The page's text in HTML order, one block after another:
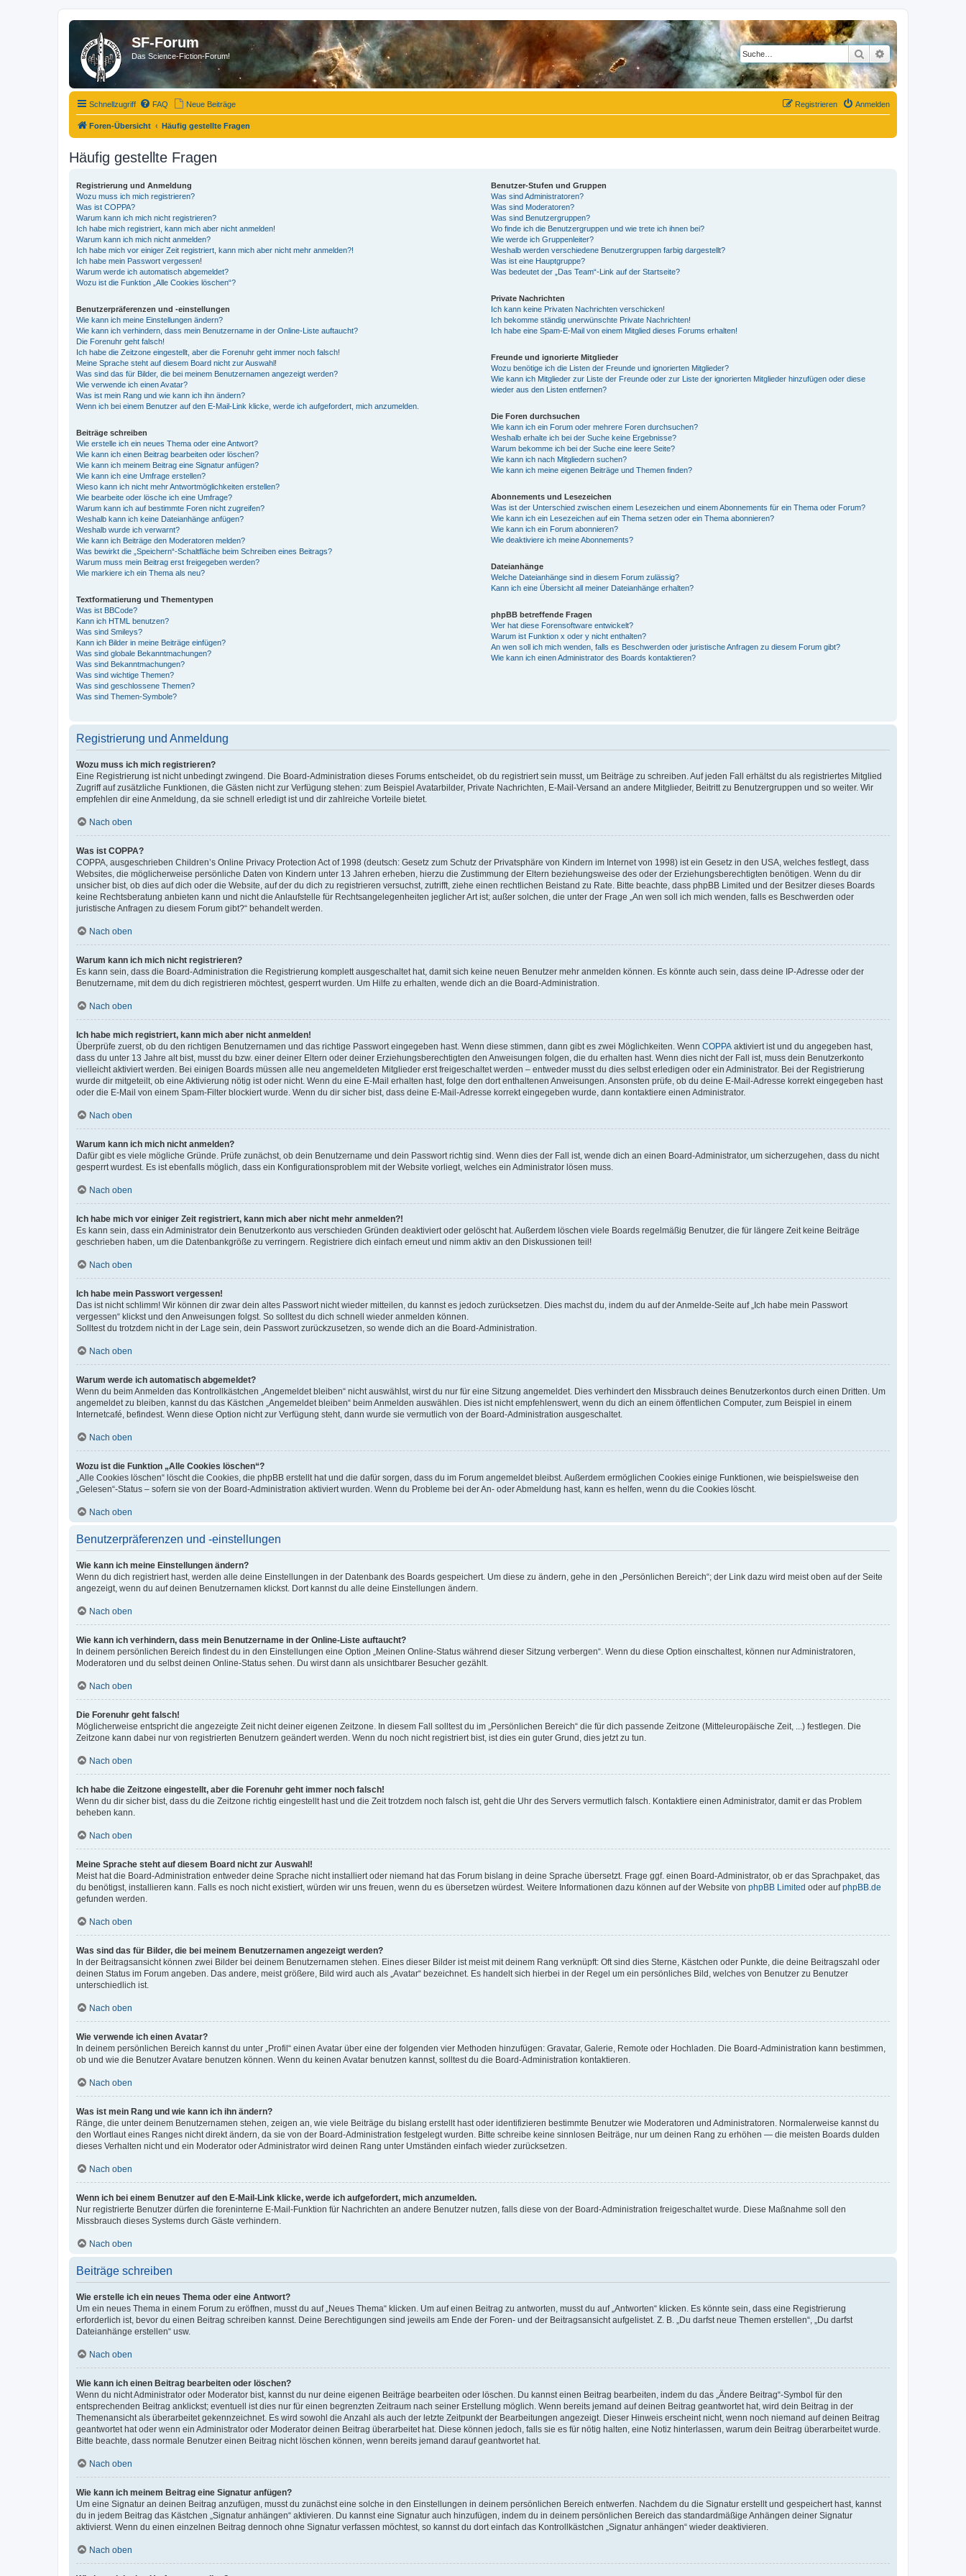
SF-Forum
Das Science-Fiction-Forum! SucheErweiterte Suche
Schnellzugriff FAQ Neue Beiträge Anmelden
Registrieren
Foren-Übersicht Häufig gestellte Fragen
Häufig gestellte Fragen
Registrierung und Anmeldung
Wozu muss ich mich registrieren?
Was ist COPPA?
Warum kann ich mich nicht registrieren?
Ich habe mich registriert, kann mich aber nicht anmelden!
Warum kann ich mich nicht anmelden?
Ich habe mich vor einiger Zeit registriert, kann mich aber nicht mehr anmelden?!
Ich habe mein Passwort vergessen!
Warum werde ich automatisch abgemeldet?
Wozu ist die Funktion „Alle Cookies löschen“?
Benutzerpräferenzen und -einstellungen
Wie kann ich meine Einstellungen ändern?
Wie kann ich verhindern, dass mein Benutzername in der Online-Liste auftaucht?
Die Forenuhr geht falsch!
Ich habe die Zeitzone eingestellt, aber die Forenuhr geht immer noch falsch!
Meine Sprache steht auf diesem Board nicht zur Auswahl!
Was sind das für Bilder, die bei meinem Benutzernamen angezeigt werden?
Wie verwende ich einen Avatar?
Was ist mein Rang und wie kann ich ihn ändern?
Wenn ich bei einem Benutzer auf den E-Mail-Link klicke, werde ich aufgefordert, mich anzumelden.
Beiträge schreiben
Wie erstelle ich ein neues Thema oder eine Antwort?
Wie kann ich einen Beitrag bearbeiten oder löschen?
Wie kann ich meinem Beitrag eine Signatur anfügen?
Wie kann ich eine Umfrage erstellen?
Wieso kann ich nicht mehr Antwortmöglichkeiten erstellen?
Wie bearbeite oder lösche ich eine Umfrage?
Warum kann ich auf bestimmte Foren nicht zugreifen?
Weshalb kann ich keine Dateianhänge anfügen?
Weshalb wurde ich verwarnt?
Wie kann ich Beiträge den Moderatoren melden?
Was bewirkt die „Speichern“-Schaltfläche beim Schreiben eines Beitrags?
Warum muss mein Beitrag erst freigegeben werden?
Wie markiere ich ein Thema als neu?
Textformatierung und Thementypen
Was ist BBCode?
Kann ich HTML benutzen?
Was sind Smileys?
Kann ich Bilder in meine Beiträge einfügen?
Was sind globale Bekanntmachungen?
Was sind Bekanntmachungen?
Was sind wichtige Themen?
Was sind geschlossene Themen?
Was sind Themen-Symbole?
Benutzer-Stufen und Gruppen
Was sind Administratoren?
Was sind Moderatoren?
Was sind Benutzergruppen?
Wo finde ich die Benutzergruppen und wie trete ich ihnen bei?
Wie werde ich Gruppenleiter?
Weshalb werden verschiedene Benutzergruppen farbig dargestellt?
Was ist eine Hauptgruppe?
Was bedeutet der „Das Team“-Link auf der Startseite?
Private Nachrichten
Ich kann keine Privaten Nachrichten verschicken!
Ich bekomme ständig unerwünschte Private Nachrichten!
Ich habe eine Spam-E-Mail von einem Mitglied dieses Forums erhalten!
Freunde und ignorierte Mitglieder
Wozu benötige ich die Listen der Freunde und ignorierten Mitglieder?
Wie kann ich Mitglieder zur Liste der Freunde oder zur Liste der ignorierten Mitglieder hinzufügen oder diese
wieder aus den Listen entfernen?
Die Foren durchsuchen
Wie kann ich ein Forum oder mehrere Foren durchsuchen?
Weshalb erhalte ich bei der Suche keine Ergebnisse?
Warum bekomme ich bei der Suche eine leere Seite?
Wie kann ich nach Mitgliedern suchen?
Wie kann ich meine eigenen Beiträge und Themen finden?
Abonnements und Lesezeichen
Was ist der Unterschied zwischen einem Lesezeichen und einem Abonnements für ein Thema oder Forum?
Wie kann ich ein Lesezeichen auf ein Thema setzen oder ein Thema abonnieren?
Wie kann ich ein Forum abonnieren?
Wie deaktiviere ich meine Abonnements?
Dateianhänge
Welche Dateianhänge sind in diesem Forum zulässig?
Kann ich eine Übersicht all meiner Dateianhänge erhalten?
phpBB betreffende Fragen
Wer hat diese Forensoftware entwickelt?
Warum ist Funktion x oder y nicht enthalten?
An wen soll ich mich wenden, falls es Beschwerden oder juristische Anfragen zu diesem Forum gibt?
Wie kann ich einen Administrator des Boards kontaktieren?
Registrierung und Anmeldung
Wozu muss ich mich registrieren?
Eine Registrierung ist nicht unbedingt zwingend. Die Board-Administration dieses Forums entscheidet, ob du registriert sein musst, um Beiträge zu schreiben. Auf jeden Fall erhältst du als registriertes Mitglied
Zugriff auf zusätzliche Funktionen, die Gästen nicht zur Verfügung stehen: zum Beispiel Avatarbilder, Private Nachrichten, E-Mail-Versand an andere Mitglieder, Beitritt zu Benutzergruppen und so weiter. Wir
empfehlen dir eine Anmeldung, da sie schnell erledigt ist und dir zahlreiche Vorteile bietet.
Nach oben
Was ist COPPA?
COPPA, ausgeschrieben Children’s Online Privacy Protection Act of 1998 (deutsch: Gesetz zum Schutz der Privatsphäre von Kindern im Internet von 1998) ist ein Gesetz in den USA, welches festlegt, dass
Websites, die möglicherweise persönliche Daten von Kindern unter 13 Jahren erheben, hierzu die Zustimmung der Eltern beziehungsweise des oder der Erziehungsberechtigten benötigen. Wenn du dir
unsicher bist, ob dies auf dich oder die Website, auf der du dich zu registrieren versuchst, zutrifft, ziehe einen rechtlichen Beistand zu Rate. Bitte beachte, dass phpBB Limited und der Besitzer dieses Boards
keine Rechtsberatung anbieten kann und nicht die Anlaufstelle für Rechtsangelegenheiten jeglicher Art ist; außer solchen, die unter der Frage „An wen soll ich mich wenden, falls es Beschwerden oder
juristische Anfragen zu diesem Forum gibt?“ behandelt werden.
Nach oben
Warum kann ich mich nicht registrieren?
Es kann sein, dass die Board-Administration die Registrierung komplett ausgeschaltet hat, damit sich keine neuen Benutzer mehr anmelden können. Es könnte auch sein, dass deine IP-Adresse oder der
Benutzername, mit dem du dich registrieren möchtest, gesperrt wurden. Um Hilfe zu erhalten, wende dich an die Board-Administration.
Nach oben
Ich habe mich registriert, kann mich aber nicht anmelden!
Überprüfe zuerst, ob du den richtigen Benutzernamen und das richtige Passwort eingegeben hast. Wenn diese stimmen, dann gibt es zwei Möglichkeiten. Wenn COPPA aktiviert ist und du angegeben hast,
dass du unter 13 Jahre alt bist, musst du bzw. einer deiner Eltern oder deiner Erziehungsberechtigten den Anweisungen folgen, die du erhalten hast. Wenn dies nicht der Fall ist, muss dein Benutzerkonto
vielleicht aktiviert werden. Bei einigen Boards müssen alle neu angemeldeten Mitglieder erst freigeschaltet werden – entweder musst du dies selbst erledigen oder ein Administrator. Bei der Registrierung
wurde dir mitgeteilt, ob eine Aktivierung nötig ist oder nicht. Wenn du eine E-Mail erhalten hast, folge den dort enthaltenen Anweisungen. Ansonsten prüfe, ob du deine E-Mail-Adresse korrekt eingegeben hast
oder die E-Mail von einem Spam-Filter blockiert wurde. Wenn du dir sicher bist, dass deine E-Mail-Adresse korrekt eingegeben wurde, dann kontaktiere einen Administrator.
Nach oben
Warum kann ich mich nicht anmelden?
Dafür gibt es viele mögliche Gründe. Prüfe zunächst, ob dein Benutzername und dein Passwort richtig sind. Wenn dies der Fall ist, wende dich an einen Board-Administrator, um sicherzugehen, dass du nicht
gesperrt wurdest. Es ist ebenfalls möglich, dass ein Konfigurationsproblem mit der Website vorliegt, welches ein Administrator lösen muss.
Nach oben
Ich habe mich vor einiger Zeit registriert, kann mich aber nicht mehr anmelden?!
Es kann sein, dass ein Administrator dein Benutzerkonto aus verschieden Gründen deaktiviert oder gelöscht hat. Außerdem löschen viele Boards regelmäßig Benutzer, die für längere Zeit keine Beiträge
geschrieben haben, um die Datenbankgröße zu verringern. Registriere dich einfach erneut und nimm aktiv an den Diskussionen teil!
Nach oben
Ich habe mein Passwort vergessen!
Das ist nicht schlimm! Wir können dir zwar dein altes Passwort nicht wieder mitteilen, du kannst es jedoch zurücksetzen. Dies machst du, indem du auf der Anmelde-Seite auf „Ich habe mein Passwort
vergessen“ klickst und den Anweisungen folgst. So solltest du dich schnell wieder anmelden können.
Solltest du trotzdem nicht in der Lage sein, dein Passwort zurückzusetzen, so wende dich an die Board-Administration.
Nach oben
Warum werde ich automatisch abgemeldet?
Wenn du beim Anmelden das Kontrollkästchen „Angemeldet bleiben“ nicht auswählst, wirst du nur für eine Sitzung angemeldet. Dies verhindert den Missbrauch deines Benutzerkontos durch einen Dritten. Um
angemeldet zu bleiben, kannst du das Kästchen „Angemeldet bleiben“ beim Anmelden auswählen. Dies ist nicht empfehlenswert, wenn du dich an einem öffentlichen Computer, zum Beispiel in einem
Internetcafé, befindest. Wenn diese Option nicht zur Verfügung steht, dann wurde sie vermutlich von der Board-Administration ausgeschaltet.
Nach oben
Wozu ist die Funktion „Alle Cookies löschen“?
„Alle Cookies löschen“ löscht die Cookies, die phpBB erstellt hat und die dafür sorgen, dass du im Forum angemeldet bleibst. Außerdem ermöglichen Cookies einige Funktionen, wie beispielsweise den
„Gelesen“-Status – sofern sie von der Board-Administration aktiviert wurden. Wenn du Probleme bei der An- oder Abmeldung hast, kann es helfen, wenn du die Cookies löscht.
Nach oben
Benutzerpräferenzen und -einstellungen
Wie kann ich meine Einstellungen ändern?
Wenn du dich registriert hast, werden alle deine Einstellungen in der Datenbank des Boards gespeichert. Um diese zu ändern, gehe in den „Persönlichen Bereich“; der Link dazu wird meist oben auf der Seite
angezeigt, wenn du auf deinen Benutzernamen klickst. Dort kannst du alle deine Einstellungen ändern.
Nach oben
Wie kann ich verhindern, dass mein Benutzername in der Online-Liste auftaucht?
In deinem persönlichen Bereich findest du in den Einstellungen eine Option „Meinen Online-Status während dieser Sitzung verbergen“. Wenn du diese Option einschaltest, können nur Administratoren,
Moderatoren und du selbst deinen Online-Status sehen. Du wirst dann als unsichtbarer Besucher gezählt.
Nach oben
Die Forenuhr geht falsch!
Möglicherweise entspricht die angezeigte Zeit nicht deiner eigenen Zeitzone. In diesem Fall solltest du im „Persönlichen Bereich“ die für dich passende Zeitzone (Mitteleuropäische Zeit, ...) festlegen. Die
Zeitzone kann dabei nur von registrierten Benutzern geändert werden. Wenn du noch nicht registriert bist, ist dies ein guter Grund, dies jetzt zu tun.
Nach oben
Ich habe die Zeitzone eingestellt, aber die Forenuhr geht immer noch falsch!
Wenn du dir sicher bist, dass du die Zeitzone richtig eingestellt hast und die Zeit trotzdem noch falsch ist, geht die Uhr des Servers vermutlich falsch. Kontaktiere einen Administrator, damit er das Problem
beheben kann.
Nach oben
Meine Sprache steht auf diesem Board nicht zur Auswahl!
Meist hat die Board-Administration entweder deine Sprache nicht installiert oder niemand hat das Forum bislang in deine Sprache übersetzt. Frage ggf. einen Board-Administrator, ob er das Sprachpaket, das
du benötigst, installieren kann. Falls es noch nicht existiert, würden wir uns freuen, wenn du es übersetzen würdest. Weitere Informationen dazu können auf der Website von phpBB Limited oder aufphpBB.de
gefunden werden.
Nach oben
Was sind das für Bilder, die bei meinem Benutzernamen angezeigt werden?
In der Beitragsansicht können zwei Bilder bei deinem Benutzernamen stehen. Eines dieser Bilder ist meist mit deinem Rang verknüpft: Oft sind dies Sterne, Kästchen oder Punkte, die deine Beitragszahl oder
deinen Status im Forum angeben. Das andere, meist größere, Bild wird auch als „Avatar“ bezeichnet. Es handelt sich hierbei in der Regel um ein persönliches Bild, welches von Benutzer zu Benutzer
unterschiedlich ist.
Nach oben
Wie verwende ich einen Avatar?
In deinem persönlichen Bereich kannst du unter „Profil“ einen Avatar über eine der folgenden vier Methoden hinzufügen: Gravatar, Galerie, Remote oder Hochladen. Die Board-Administration kann bestimmen,
ob und wie die Benutzer Avatare benutzen können. Wenn du keinen Avatar benutzen kannst, solltest du die Board-Administration kontaktieren.
Nach oben
Was ist mein Rang und wie kann ich ihn ändern?
Ränge, die unter deinem Benutzernamen stehen, zeigen an, wie viele Beiträge du bislang erstellt hast oder identifizieren bestimmte Benutzer wie Moderatoren und Administratoren. Normalerweise kannst du
den Wortlaut eines Ranges nicht direkt ändern, da sie von der Board-Administration festgelegt wurden. Bitte schreibe keine sinnlosen Beiträge, nur um deinen Rang zu erhöhen — die meisten Boards dulden
dieses Verhalten nicht und ein Moderator oder Administrator wird deinen Rang unter Umständen einfach wieder zurücksetzen.
Nach oben
Wenn ich bei einem Benutzer auf den E-Mail-Link klicke, werde ich aufgefordert, mich anzumelden.
Nur registrierte Benutzer dürfen die foreninterne E-Mail-Funktion für Nachrichten an andere Benutzer nutzen, falls diese von der Board-Administration freigeschaltet wurde. Diese Maßnahme soll den
Missbrauch dieses Systems durch Gäste verhindern.
Nach oben
Beiträge schreiben
Wie erstelle ich ein neues Thema oder eine Antwort?
Um ein neues Thema in einem Forum zu eröffnen, musst du auf „Neues Thema“ klicken. Um auf einen Beitrag zu antworten, musst du auf „Antworten“ klicken. Es könnte sein, dass eine Registrierung
erforderlich ist, bevor du einen Beitrag schreiben kannst. Deine Berechtigungen sind jeweils am Ende der Foren- und der Beitragsansicht aufgelistet. Z. B. „Du darfst neue Themen erstellen“, „Du darfst
Dateianhänge erstellen“ usw.
Nach oben
Wie kann ich einen Beitrag bearbeiten oder löschen?
Wenn du nicht Administrator oder Moderator bist, kannst du nur deine eigenen Beiträge bearbeiten oder löschen. Du kannst einen Beitrag bearbeiten, indem du das „Ändere Beitrag“-Symbol für den
entsprechenden Beitrag anklickst; eventuell ist dies nur für einen begrenzten Zeitraum nach seiner Erstellung möglich. Wenn bereits jemand auf deinen Beitrag geantwortet hat, wird dein Beitrag in der
Themenansicht als überarbeitet gekennzeichnet. Es wird sowohl die Anzahl als auch der letzte Zeitpunkt der Bearbeitungen angezeigt. Dieser Hinweis erscheint nicht, wenn noch niemand auf deinen Beitrag
geantwortet hat oder wenn ein Administrator oder Moderator deinen Beitrag überarbeitet hat. Diese können jedoch, falls sie es für nötig halten, eine Notiz hinterlassen, warum dein Beitrag überarbeitet wurde.
Bitte beachte, dass normale Benutzer einen Beitrag nicht löschen können, wenn bereits jemand darauf geantwortet hat.
Nach oben
Wie kann ich meinem Beitrag eine Signatur anfügen?
Um eine Signatur an deinen Beitrag anzufügen, musst du zunächst eine solche in den Einstellungen in deinem persönlichen Bereich entwerfen. Nachdem du die Signatur erstellt und gespeichert hast, kannst
du in jedem Beitrag das Kästchen „Signatur anhängen“ aktivieren. Du kannst eine Signatur auch hinzufügen, indem du in deinem persönlichen Bereich das standardmäßige Anhängen deiner Signatur
aktivierst. Wenn du einen einzelnen Beitrag dennoch ohne Signatur verfassen möchtest, so kannst du dort einfach das Kontrollkästchen „Signatur anhängen“ wieder deaktivieren.
Nach oben